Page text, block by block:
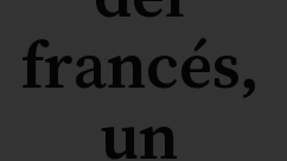
francés,
un